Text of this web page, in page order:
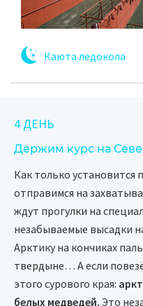
Каюта ледокола
4 ДЕНЬ
Держим курс на
Как только установится
отправимся на
ждут прогулки на
незабываемые высадки
Арктику на кончиках
твердыне… А если
этого сурового края:
белых медведей. Это